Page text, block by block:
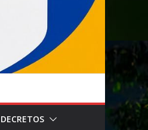
DECRETOS